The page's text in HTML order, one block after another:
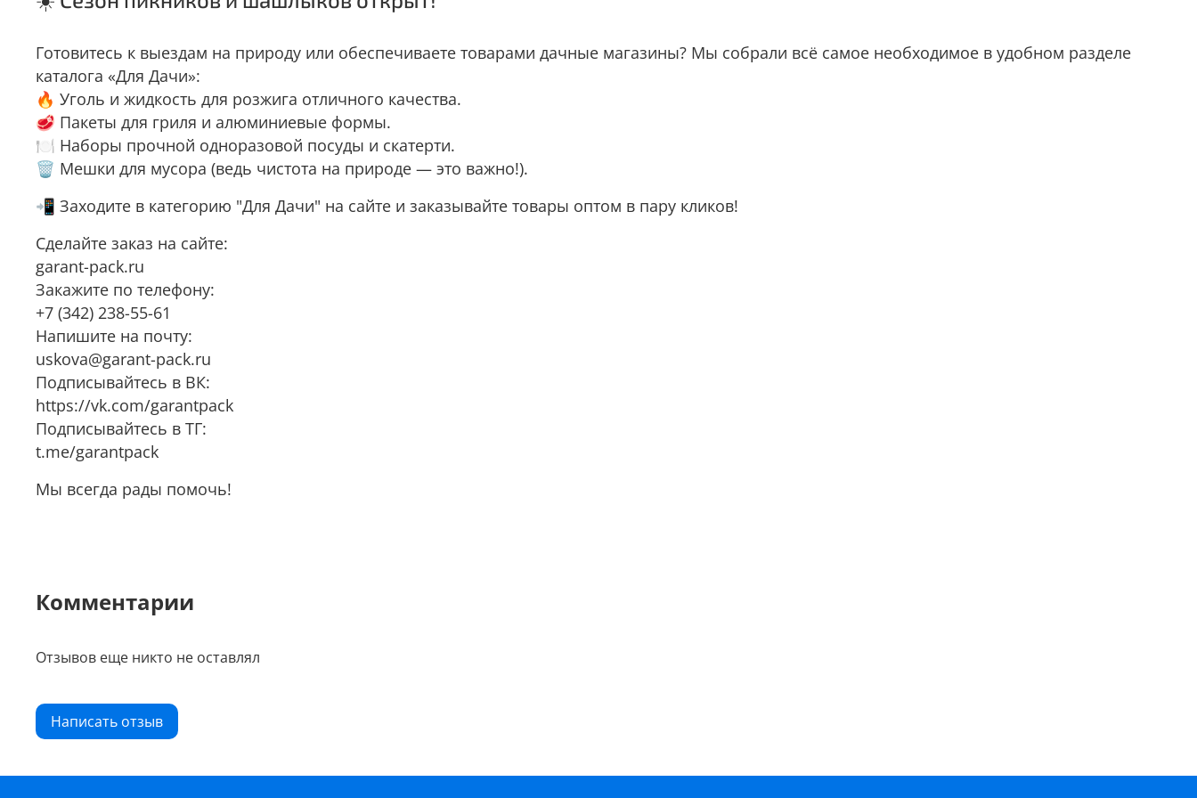
Готовитесь к выездам на природу или обеспечиваете товарами дачные магазины? Мы собрали всё самое необходимое в удобном разделе
каталога «Для Дачи»:
🔥 Уголь и жидкость для розжига отличного качества.
🥩 Пакеты для гриля и алюминиевые формы.
🍽 Наборы прочной одноразовой посуды и скатерти.
🗑 Мешки для мусора (ведь чистота на природе — это важно!).
📲 Заходите в категорию "Для Дачи" на сайте и заказывайте товары оптом в пару кликов!
Сделайте заказ на сайте:
garant-pack.ru
Закажите по телефону:
+7 (342) 238-55-61
Напишите на почту:
uskova@garant-pack.ru
Подписывайтесь в ВК:
https://vk.com/garantpack
Подписывайтесь в ТГ:
t.me/garantpack
Мы всегда рады помочь!
Комментарии
Отзывов еще никто не оставлял
Написать отзыв